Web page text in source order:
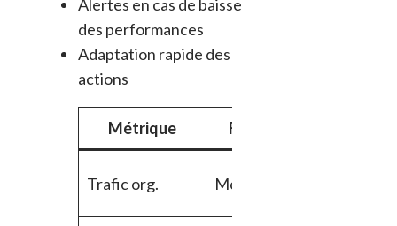
Alertes en cas de baisse
des performances
Adaptation rapide des
actions
Métrique Fréquence
Trafic org. Mensuel